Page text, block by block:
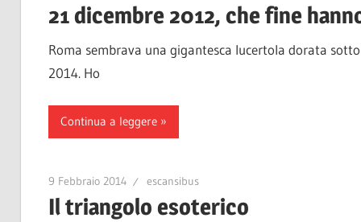
21 dicembre 2012, che fine
Roma sembrava una gigantesca lucertola dorata
2014. Ho
Continua a leggere
9 Febbraio 2014 escansibus
Il triangolo esoterico